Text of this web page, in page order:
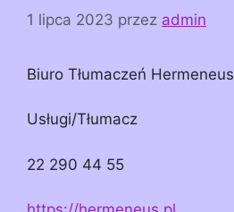
1 lipca 2023 przez admin
Biuro Tłumaczeń Hermeneus
Usługi/Tłumacz
22 290 44 55